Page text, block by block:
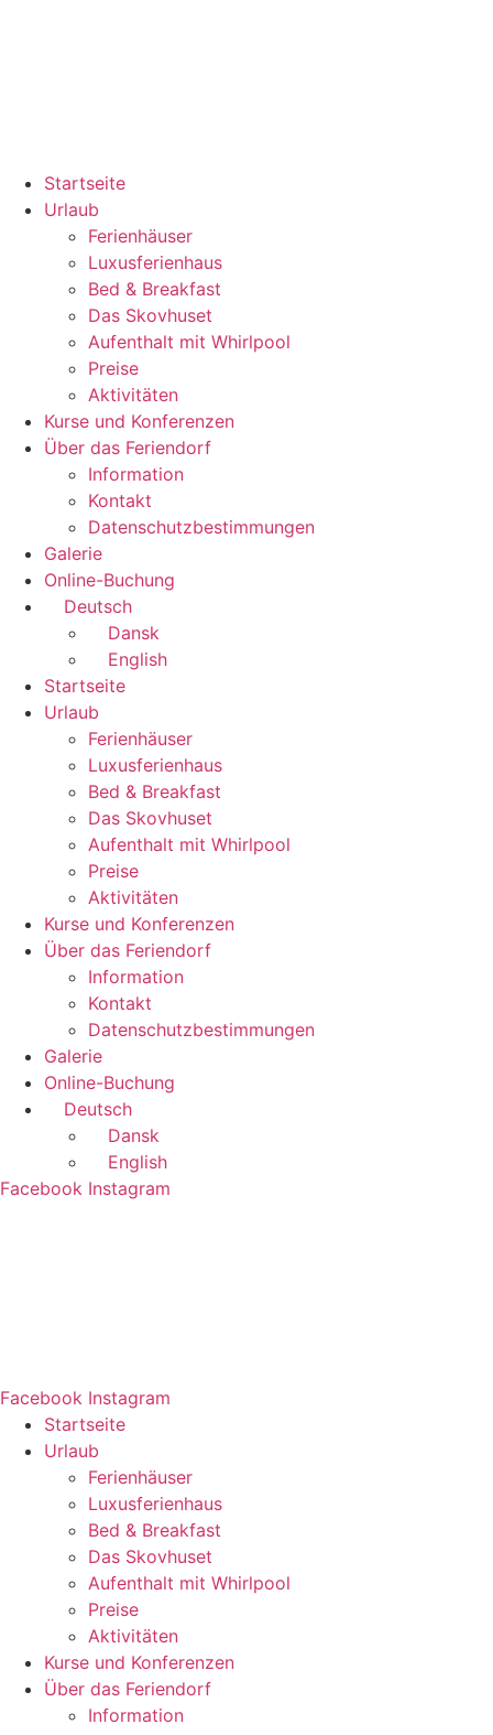
Startseite
Urlaub
Ferienhäuser
Luxusferienhaus
Bed & Breakfast
Das Skovhuset
Aufenthalt mit Whirlpool
Preise
Aktivitäten
Kurse und Konferenzen
Über das Feriendorf
Information
Kontakt
Datenschutzbestimmungen
Galerie
Online-Buchung
Deutsch
Dansk
English
Startseite
Urlaub
Ferienhäuser
Luxusferienhaus
Bed & Breakfast
Das Skovhuset
Aufenthalt mit Whirlpool
Preise
Aktivitäten
Kurse und Konferenzen
Über das Feriendorf
Information
Kontakt
Datenschutzbestimmungen
Galerie
Online-Buchung
Deutsch
Dansk
English
Facebook Instagram
Facebook Instagram
Startseite
Urlaub
Ferienhäuser
Luxusferienhaus
Bed & Breakfast
Das Skovhuset
Aufenthalt mit Whirlpool
Preise
Aktivitäten
Kurse und Konferenzen
Über das Feriendorf
Information